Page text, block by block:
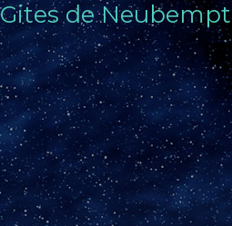
Gites de Neubempt